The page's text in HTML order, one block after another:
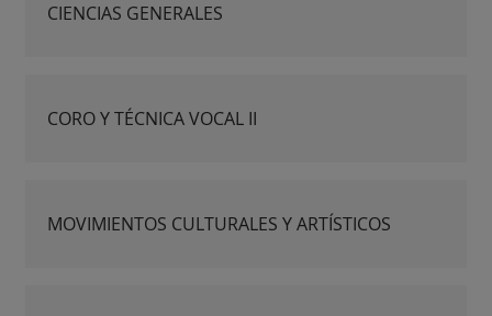
CIENCIAS GENERALES
CORO Y TÉCNICA VOCAL II
MOVIMIENTOS CULTURALES Y ARTÍSTICOS